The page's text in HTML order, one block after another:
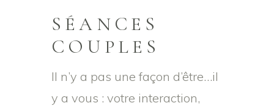
SÉANCES
COUPLES
Il n’y a pas une façon d’être…il
y a vous : votre interaction,